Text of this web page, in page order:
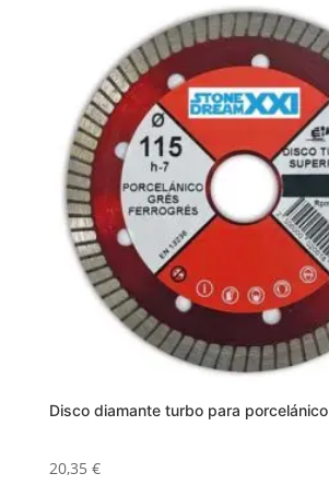
Disco diamante turbo para porcelánico
20,35 €